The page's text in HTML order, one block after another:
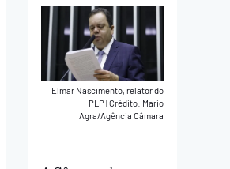
Elmar Nascimento, relator do
PLP|Crédito: Mario
Agra/Agência Câmara